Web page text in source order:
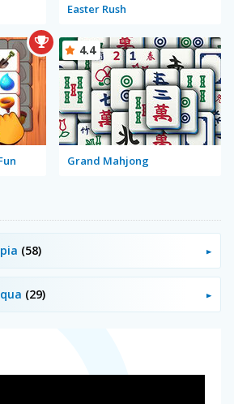
Easter Rush
Grand Mahjong
4.4
(58)
(29)